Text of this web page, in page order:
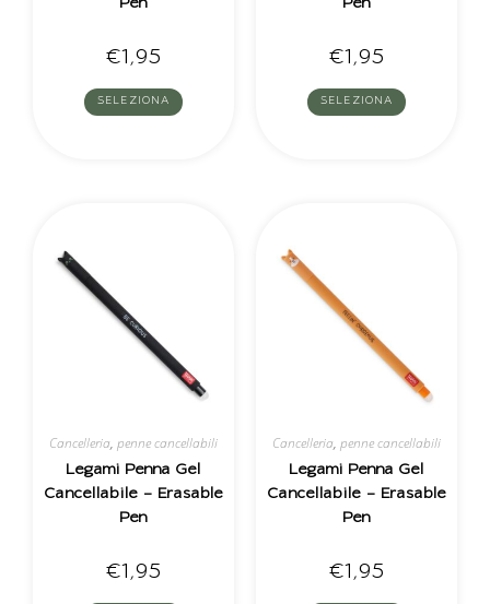
Pen
€1,95
SELEZIONA
Pen
€1,95
SELEZIONA
Cancelleria, penne cancellabili
Legami Penna Gel
Cancellabile – Erasable
Pen
€1,95
Cancelleria, penne cancellabili
Legami Penna Gel
Cancellabile – Erasable
Pen
€1,95